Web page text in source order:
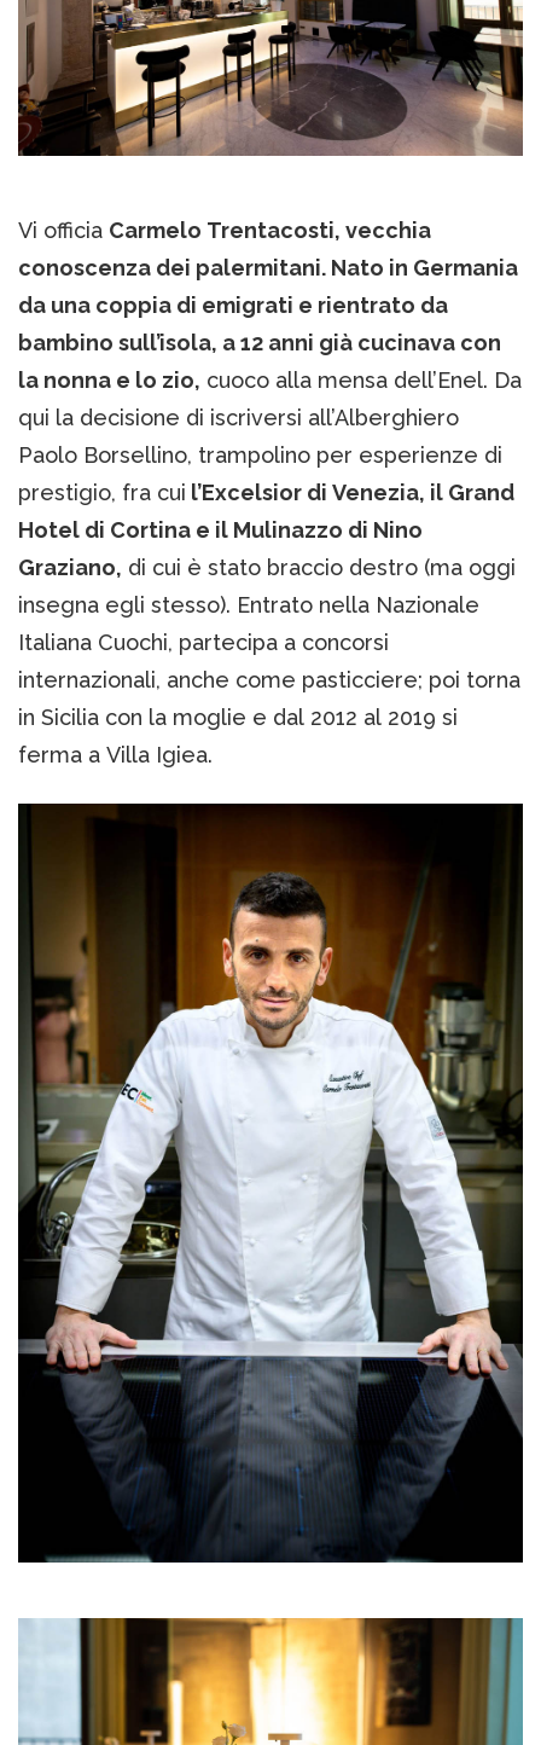
Vi officia Carmelo Trentacosti, vecchia
conoscenza dei palermitani. Nato in Germania
da una coppia di emigrati e rientrato da
bambino sull’isola, a 12 anni già cucinava con
la nonna e lo zio, cuoco alla mensa dell’Enel. Da
qui la decisione di iscriversi all’Alberghiero
Paolo Borsellino, trampolino per esperienze di
prestigio, fra cui l’Excelsior di Venezia, il Grand
Hotel di Cortina e il Mulinazzo di Nino
Graziano, di cui è stato braccio destro (ma oggi
insegna egli stesso). Entrato nella Nazionale
Italiana Cuochi, partecipa a concorsi
internazionali, anche come pasticciere; poi torna
in Sicilia con la moglie e dal 2012 al 2019 si
ferma a Villa Igiea.